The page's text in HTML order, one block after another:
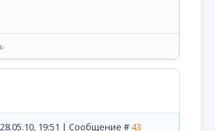
19:51 | Сообщение #43